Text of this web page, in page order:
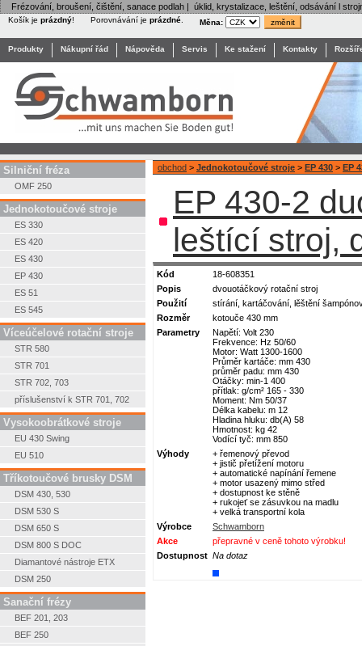
Frézování, broušení, čištění, sanace podlah | úklid, krystalizace, leštění, odsávání l
Košík je prázdný! Porovnávání je prázdné Měna:
Produkty Nákupní řád Nápověda Servis Ke stažení Kontakty
Silniční fréza
OMF 250
Jednokotoučové stroje
ES 330
ES 420
ES 430
EP 430
ES 51
ES 545
Víceúčelové rotační stroje
STR 580
STR 701
STR 702, 703
příslušenství k STR 701, 702
Vysokoobrátkové stroje
EU 430 Swing
EU 510
Tříkotoučové brusky DSM
DSM 430, 530
DSM 530 S
DSM 650 S
DSM 800 S DOC
Diamantové nástroje ETX
DSM 250
Sanační frézy
BEF 201, 203
BEF 250
obchod > Jednokotoučové stroje > EP 430 > EP
EP 430-2
leštící stroj,
Kód
18-608351
Popis
dvouotáčkový rotační stroj
Použití
stírání, kartáčování, lěštění
Rozměr
kotouče 430 mm
Parametry
Napětí: Volt 230
Frekvence: Hz 50/60
Motor: Watt 1300-1600
Průměr kartáče: mm 430
průměr padu: mm 430
Otáčky: min-1 400
přítlak: g/cm² 165 - 330
Moment: Nm 50/37
Délka kabelu: m 12
Hladina hluku: db(A) 58
Hmotnost: kg 42
Vodící tyč: mm 850
Výhody
+ řemenový převod
+ jistič přetížení motoru
+ automatické napínání řemene
+ motor usazený mimo střed
+ dostupnost ke stěně
+ rukojeť se zásuvkou na madlu
+ velká transportní kola
Výrobce
Schwamborn
Akce
přepravné v ceně tohoto výrobku!
Dostupnost Na dotaz